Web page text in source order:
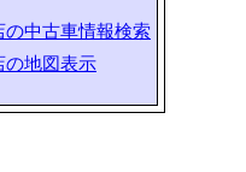
の中古車情報検索
の地図表示